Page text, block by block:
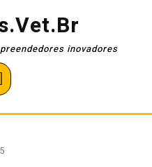
inovadores
Open
Button